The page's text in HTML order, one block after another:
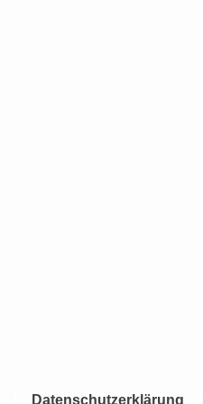
Datenschutzerklärung